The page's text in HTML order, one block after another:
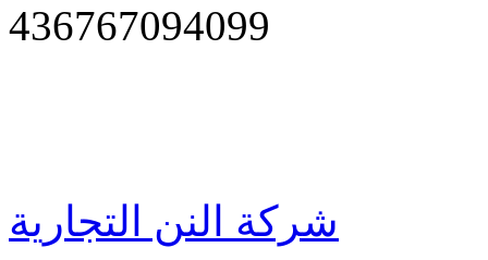
436767094099
شركة النن التجارية